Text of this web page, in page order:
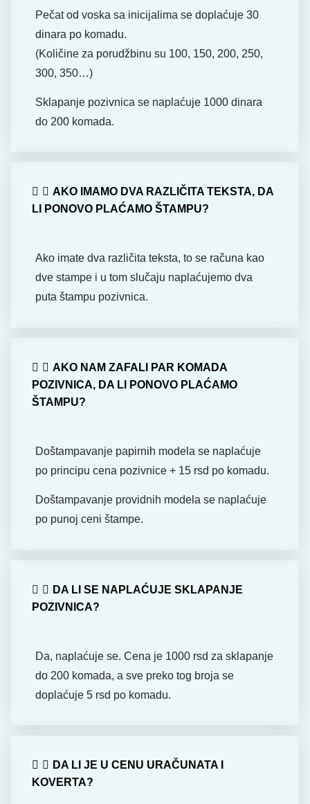
Pečat od voska sa inicijalima se doplaćuje 30
dinara po komadu.
(Količine za porudžbinu su 100, 150, 200, 250,
300, 350…)
Sklapanje pozivnica se naplaćuje 1000 dinara
do 200 komada.
AKO IMAMO DVA RAZLIČITA TEKSTA, DA
LI PONOVO PLAĆAMO ŠTAMPU?
Ako imate dva različita teksta, to se računa kao
dve stampe i u tom slučaju naplaćujemo dva
puta štampu pozivnica.
AKO NAM ZAFALI PAR KOMADA
POZIVNICA, DA LI PONOVO PLAĆAMO
ŠTAMPU?
Doštampavanje papirnih modela se naplaćuje
po principu cena pozivnice + 15 rsd po komadu.
Doštampavanje providnih modela se naplaćuje
po punoj ceni štampe.
DA LI SE NAPLAĆUJE SKLAPANJE
POZIVNICA?
Da, naplaćuje se. Cena je 1000 rsd za sklapanje
do 200 komada, a sve preko tog broja se
doplaćuje 5 rsd po komadu.
DA LI JE U CENU URAČUNATA I
KOVERTA?